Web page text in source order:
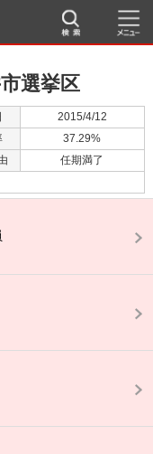
選挙区
2015/4/12
37.29%
任期満了